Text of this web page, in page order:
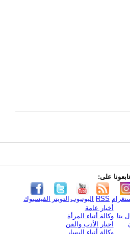
تابعونا على:
الفيسبوك التويتر اليوتيوب RSS
بنا
أخبار عامة
وكالة أنباء المرأة
اخبار الأدب والفن
وكالة أنباء اليسار